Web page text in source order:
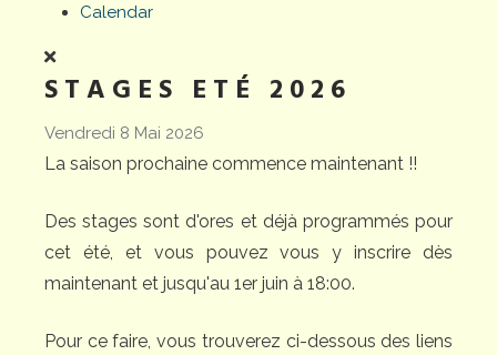
Calendar
STAGES ETÉ 2026
Vendredi 8 Mai 2026
La saison prochaine commence maintenant !!
Des stages sont d'ores et déjà programmés pour
cet été, et vous pouvez vous y inscrire dès
maintenant et jusqu'au 1er juin à 18:00.
Pour ce faire, vous trouverez ci-dessous des liens